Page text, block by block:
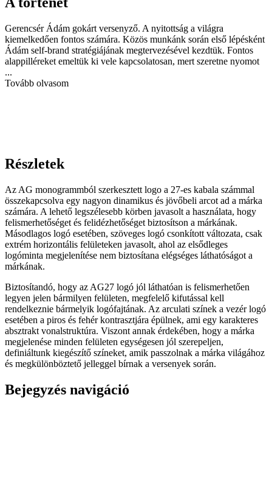
Gerencsér Ádám gokárt versenyző. A nyitottság a világra
kiemelkedően fontos számára. Közös munkánk során első lépésként
Ádám self-brand stratégiájának megtervezésével kezdtük. Fontos
alappilléreket emeltük ki vele kapcsolatosan, mert szeretne nyomot
...
Tovább olvasom
Részletek
Az AG monogrammból szerkesztett logo a 27-es kabala számmal
összekapcsolva egy nagyon dinamikus és jövőbeli arcot ad a márka
számára. A lehető legszélesebb körben javasolt a használata, hogy
felismerhetőséget és felidézhetőséget biztosítson a márkának.
Másodlagos logó esetében, szöveges logó csonkított változata, csak
extrém horizontális felületeken javasolt, ahol az elsődleges
logóminta megjelenítése nem biztosítana elégséges láthatóságot a
márkának.
Biztosítandó, hogy az AG27 logó jól láthatóan is felismerhetően
legyen jelen bármilyen felületen, megfelelő kifutással kell
rendelkeznie bármelyik logófajtának. Az arculati színek a vezér logó
esetében a piros és fehér kontrasztjára épülnek, ami egy karakteres
absztrakt vonalstruktúra. Viszont annak érdekében, hogy a márka
megjelenése minden felületen egységesen jól szerepeljen,
definiáltunk kiegészítő színeket, amik passzolnak a márka világához
és megkülönböztető jelleggel bírnak a versenyek során.
Bejegyzés navigáció